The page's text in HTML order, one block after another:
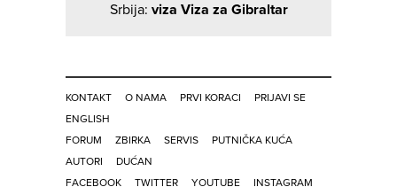
Srbija: viza Viza za Gibraltar
KONTAKT O NAMA PRVI KORACI
PRIJAVI SE
ENGLISH
FORUM
ZBIRKA SERVIS
PUTNIČKA KUĆA
AUTORI
DUĆAN
FACEBOOK
TWITTER YOUTUBE INSTAGRAM